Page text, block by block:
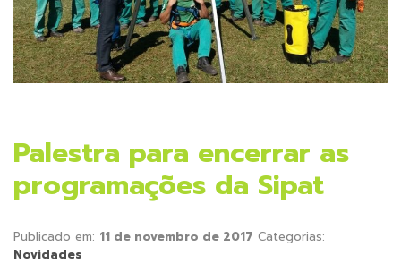
Palestra para encerrar as
programações da Sipat
Publicado em: 11 de novembro de 2017 Categorias:
Novidades